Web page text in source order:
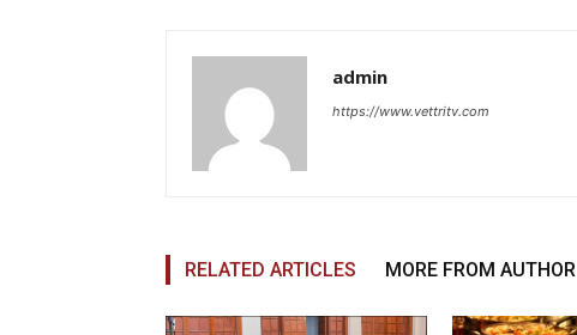
admin
https://www.vettritv.com
RELATED ARTICLES MORE FROM AUTHOR